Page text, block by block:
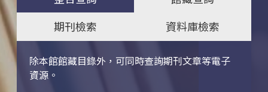
期刊檢索
資料庫檢索
除本館館藏目錄外，可同時查詢期刊文章等電子
資源。
關鍵字搜尋